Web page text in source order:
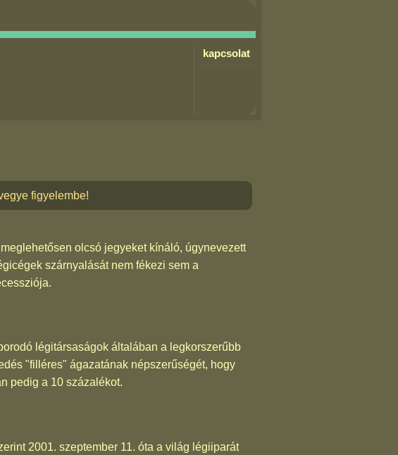
kapcsolat
figyelembe!
olcsó jegyeket kínáló, úgynevezett
szárnyalását nem fékezi sem a
légitársaságok általában a legkorszerűbb
"filléres" ágazatának népszerűségét, hogy
pedig a 10 százalékot.
2001. szeptember 11. óta a világ légiiparát